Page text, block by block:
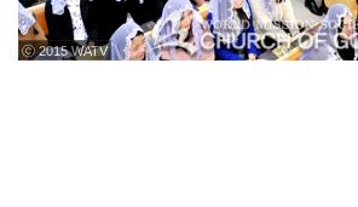
ⓒ 2015 WATV